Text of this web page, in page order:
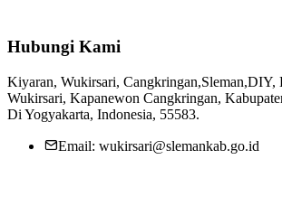
Hubungi Kami
Kiyaran, Wukirsari, Cangkringan,Sleman,DIY,
Wukirsari, Kapanewon Cangkringan,
Di Yogyakarta, Indonesia, 55583.
Email: wukirsari@slemankab.go.id